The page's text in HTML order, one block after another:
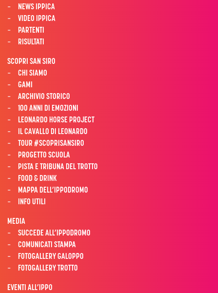
NEWS IPPICA
VIDEO IPPICA
PARTENTI
RISULTATI
SCOPRI SAN SIRO
CHI SIAMO
GAMI
ARCHIVIO STORICO
100 ANNI DI EMOZIONI
LEONARDO HORSE PROJECT
IL CAVALLO DI LEONARDO
TOUR #SCOPRISANSIRO
PROGETTO SCUOLA
PISTA E TRIBUNA DEL TROTTO
FOOD & DRINK
MAPPA DELL’IPPODROMO
INFO UTILI
MEDIA
SUCCEDE ALL’IPPODROMO
COMUNICATI STAMPA
FOTOGALLERY GALOPPO
FOTOGALLERY TROTTO
EVENTI ALL’IPPO